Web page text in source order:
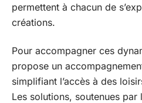
permettent à chacun de
créations.
Pour accompagner ces
propose un
simplifiant l’accès à des
Les solutions, soutenues par